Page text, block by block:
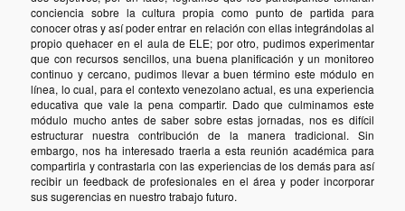
conciencia sobre la cultura propia como punto de partida para
conocer otras y así poder entrar en relación con ellas integrándolas al
propio quehacer en el aula de ELE; por otro, pudimos experimentar
que con recursos sencillos, una buena planificación y un monitoreo
continuo y cercano, pudimos llevar a buen término este módulo en
línea, lo cual, para el contexto venezolano actual, es una experiencia
educativa que vale la pena compartir. Dado que culminamos este
módulo mucho antes de saber sobre estas jornadas, nos es difícil
estructurar nuestra contribución de la manera tradicional. Sin
embargo, nos ha interesado traerla a esta reunión académica para
compartirla y contrastarla con las experiencias de los demás para así
recibir un feedback de profesionales en el área y poder incorporar
sus sugerencias en nuestro trabajo futuro.